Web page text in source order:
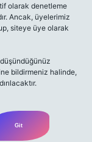
olarak denetleme
Ancak, üyelerimiz
siteye üye olarak
bildirmeniz halinde,